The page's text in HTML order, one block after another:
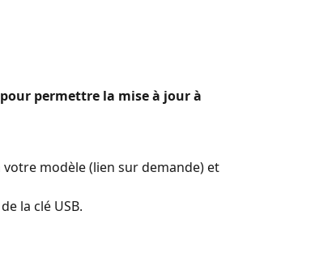
permettre la mise à jour à
modèle (lien sur demande) et
la clé USB.